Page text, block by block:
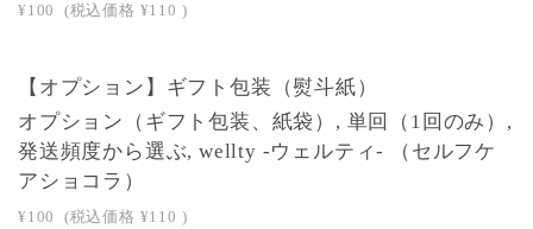
¥100 (税込価格 ¥110 )
【オプション】ギフト包装（熨斗紙）
オプション（ギフト包装、紙袋）, 単回（1回のみ）,
発送頻度から選ぶ, wellty -ウェルティ- （セルフケ
アショコラ）
¥100 (税込価格 ¥110 )